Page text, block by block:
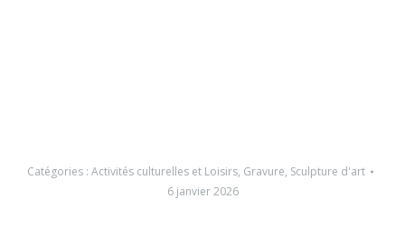
Catégories : Activités culturelles et Loisirs, Gravure, Sculpture d'art
6 janvier 2026